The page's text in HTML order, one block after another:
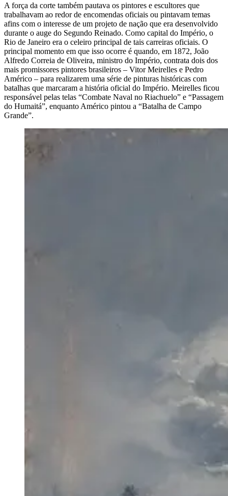
A força da corte também pautava os pintores e escultores que
trabalhavam ao redor de encomendas oficiais ou pintavam temas
afins com o interesse de um projeto de nação que era desenvolvido
durante o auge do Segundo Reinado. Como capital do Império, o
Rio de Janeiro era o celeiro principal de tais carreiras oficiais. O
principal momento em que isso ocorre é quando, em 1872, João
Alfredo Correia de Oliveira, ministro do Império, contrata dois dos
mais promissores pintores brasileiros – Vitor Meirelles e Pedro
Américo – para realizarem uma série de pinturas históricas com
batalhas que marcaram a história oficial do Império. Meirelles ficou
responsável pelas telas “Combate Naval no Riachuelo” e “Passagem
do Humaitá”, enquanto Américo pintou a “Batalha de Campo
Grande”.